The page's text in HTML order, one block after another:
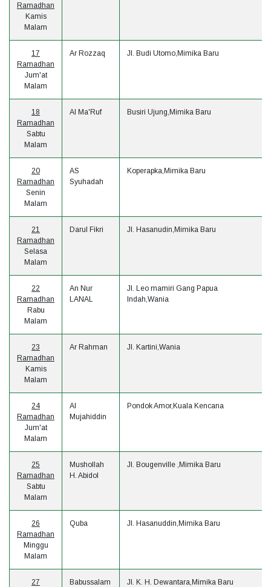
Ramadhan
Kamis
Malam
17
Ramadhan
Jum'at
Malam
Ar Rozzaq Jl. Budi Utomo,Mimika Baru
18
Ramadhan
Sabtu
Malam
Al Ma'Ruf Busiri Ujung,Mimika Baru
20
Ramadhan
Senin
Malam
AS
Syuhadah
Koperapka,Mimika Baru
21
Ramadhan
Selasa
Malam
Darul Fikri Jl. Hasanudin,Mimika Baru
22
Ramadhan
Rabu
Malam
An Nur
LANAL
Jl. Leo mamiri Gang Papua
Indah,Wania
23
Ramadhan
Kamis
Malam
Ar Rahman Jl. Kartini,Wania
24
Ramadhan
Jum'at
Malam
Al
Mujahiddin
Pondok Amor,Kuala Kencana
25
Ramadhan
Sabtu
Malam
Mushollah
H. Abidol
Jl. Bougenville ,Mimika Baru
26
Ramadhan
Minggu
Malam
Quba Jl. Hasanuddin,Mimika Baru
27
Babussalam Jl. K. H. Dewantara,Mimika Baru